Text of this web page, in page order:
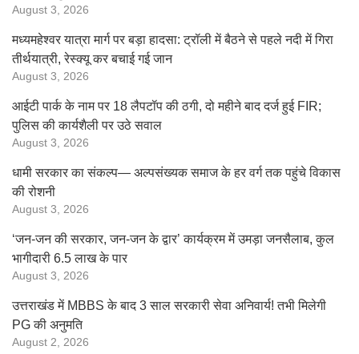
August 3, 2026
मध्यमहेश्वर यात्रा मार्ग पर बड़ा हादसा: ट्रॉली में बैठने से पहले नदी में गिरा
तीर्थयात्री, रेस्क्यू कर बचाई गई जान
August 3, 2026
आईटी पार्क के नाम पर 18 लैपटॉप की ठगी, दो महीने बाद दर्ज हुई FIR;
पुलिस की कार्यशैली पर उठे सवाल
August 3, 2026
धामी सरकार का संकल्प— अल्पसंख्यक समाज के हर वर्ग तक पहुंचे विकास
की रोशनी
August 3, 2026
‘जन-जन की सरकार, जन-जन के द्वार’ कार्यक्रम में उमड़ा जनसैलाब, कुल
भागीदारी 6.5 लाख के पार
August 3, 2026
उत्तराखंड में MBBS के बाद 3 साल सरकारी सेवा अनिवार्य! तभी मिलेगी
PG की अनुमति
August 2, 2026